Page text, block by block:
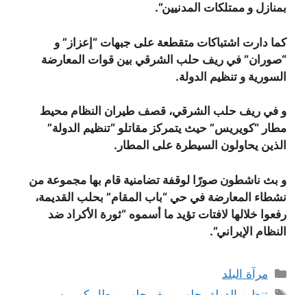
بمنازل و ممتلكات المدنيين”.
كما دارت اشتباكات متقطعة على جبهات “إعزاز” و
“صوران” في ريف حلب الشرقي بين قوات المعارضة
السورية و تنظيم الدولة.
و في ريف حلب الشرقي، قصف طيران النظام محيط
مطار “كويريس” حيث يتمركز مقاتلو “تنظيم الدولة”
الذين يحاولون السيطرة على المطار.
و بث ناشطون صورًا لوقفة تضامنية قام بها مجموعة من
نشطاء المعارضة في حي “باب المقام” بحلب القديمة،
رفعوا خلالها لافتات تؤيد ما أسموه “ثورة الأكراد ضد
النظام الإيراني”.
التصنيفات
مرآة البلد
الوسوم